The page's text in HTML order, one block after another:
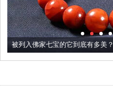
被列入佛家七宝的它到底有多美？